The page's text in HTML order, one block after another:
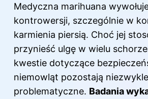
Medyczna marihuana
kontrowersji, szczególnie w
karmienia piersią. Choć jej
przynieść ulgę w wielu
kwestie dotyczące
niemowląt pozostają niezwykle
problematyczne. Badania